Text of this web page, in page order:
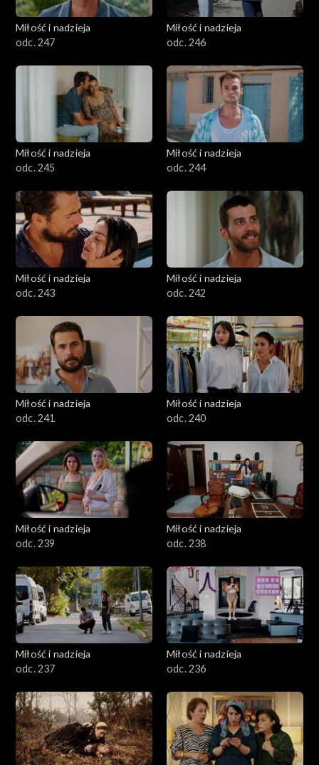
Miłość i nadzieja
odc. 247
Miłość i nadzieja
odc. 246
Miłość i nadzieja
odc. 245
Miłość i nadzieja
odc. 244
Miłość i nadzieja
odc. 243
Miłość i nadzieja
odc. 242
Miłość i nadzieja
odc. 241
Miłość i nadzieja
odc. 240
Miłość i nadzieja
odc. 239
Miłość i nadzieja
odc. 238
Miłość i nadzieja
odc. 237
Miłość i nadzieja
odc. 236